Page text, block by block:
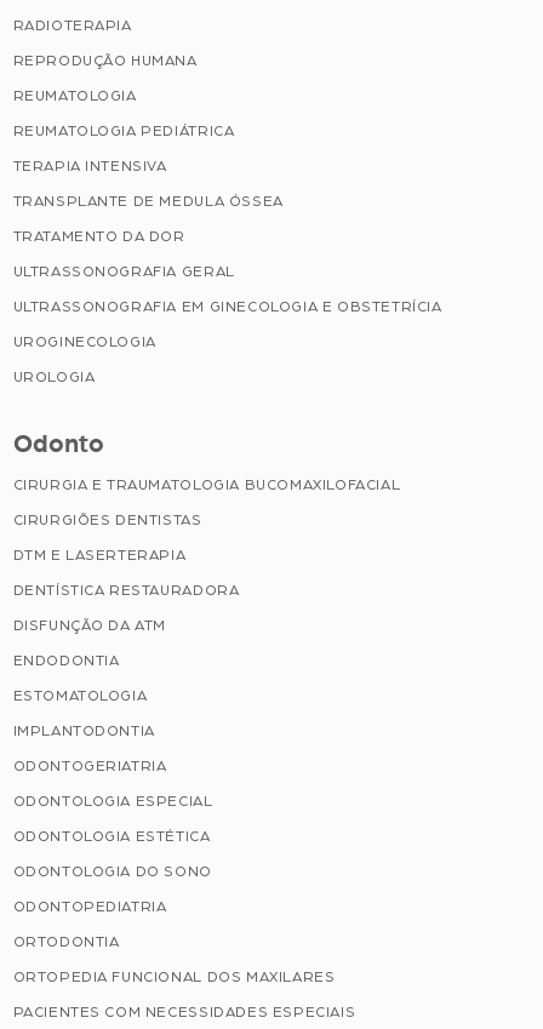
RADIOTERAPIA
REPRODUÇÃO HUMANA
REUMATOLOGIA
REUMATOLOGIA PEDIÁTRICA
TERAPIA INTENSIVA
TRANSPLANTE DE MEDULA ÓSSEA
TRATAMENTO DA DOR
ULTRASSONOGRAFIA GERAL
ULTRASSONOGRAFIA EM GINECOLOGIA E OBSTETRÍCIA
UROGINECOLOGIA
UROLOGIA
Odonto
CIRURGIA E TRAUMATOLOGIA BUCOMAXILOFACIAL
CIRURGIÕES DENTISTAS
DTM E LASERTERAPIA
DENTÍSTICA RESTAURADORA
DISFUNÇÃO DA ATM
ENDODONTIA
ESTOMATOLOGIA
IMPLANTODONTIA
ODONTOGERIATRIA
ODONTOLOGIA ESPECIAL
ODONTOLOGIA ESTÉTICA
ODONTOLOGIA DO SONO
ODONTOPEDIATRIA
ORTODONTIA
ORTOPEDIA FUNCIONAL DOS MAXILARES
PACIENTES COM NECESSIDADES ESPECIAIS